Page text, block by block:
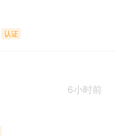
认证
6小时前